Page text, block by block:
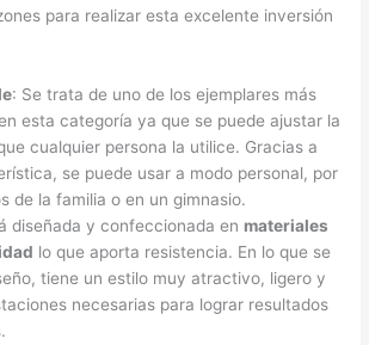
para realizar esta excelente inversión
: Se trata de uno de los ejemplares más
esta categoría ya que se puede ajustar la
cualquier persona la utilice. Gracias a
se puede usar a modo personal, por
de la familia o en un gimnasio.
diseñada y confeccionada en materiales
lo que aporta resistencia. En lo que se
tiene un estilo muy atractivo, ligero y
necesarias para lograr resultados